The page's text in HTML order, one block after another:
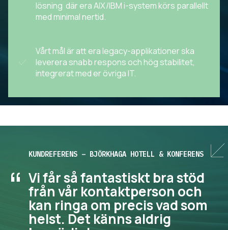
lösning där era AIX/IBM i-system körs parallellt
med minimal nertid.
Vårt mål är att era legacy-applikationer ska
leverera snabb respons och hög stabilitet,
integrerat med er övriga IT.
“
KUNDREFERENS – BJÖRKHAGA HOTELL & KONFERENS
Vi får så fantastiskt bra stöd
från vår kontaktperson och
kan ringa om precis vad som
helst. Det känns aldrig